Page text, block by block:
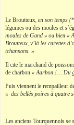
Le Broutteux, en son temps
légumes ou des moules et
moules de Gand » ou bien «
Broutteux, v’là les carettes
tchansons. »
Il cite le marchand de
de charbon « Aarbon !… Du
Puis viennent le rempailleur
« des bellés poires à quatre
Les anciens Tourquennois se